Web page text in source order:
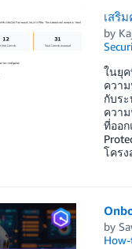
เสริ
by
ในยุ
ควา
กับร
ควา
ที่ออ
โคร
by